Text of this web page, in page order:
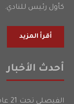
كأول رئيس للنادي.
أقرأ المزيد
أحدث الأخبار